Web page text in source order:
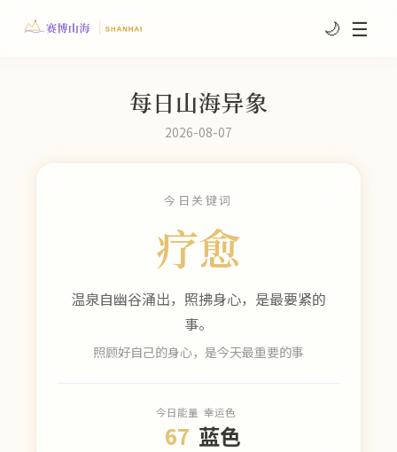
🌙 ☰
每日山海异象
2026-08-07
今日关键词
疗愈
温泉自幽谷涌出，照拂身心，是最要紧的
事。
照顾好自己的身心，是今天最重要的事
今日能量
67
幸运色
蓝色